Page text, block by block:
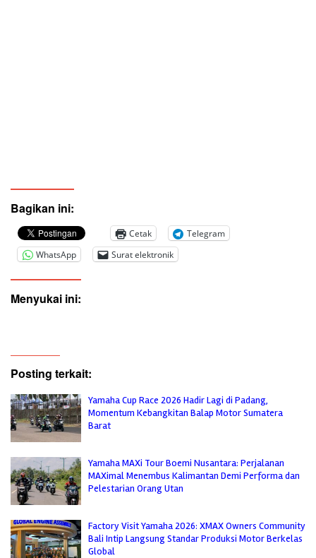
Bagikan ini:
Cetak
Telegram
WhatsApp
Surat elektronik
Menyukai ini:
Posting terkait:
Yamaha Cup Race 2026 Hadir Lagi di Padang,
Momentum Kebangkitan Balap Motor Sumatera
Barat
Yamaha MAXi Tour Boemi Nusantara: Perjalanan
MAXimal Menembus Kalimantan Demi Performa dan
Pelestarian Orang Utan
Factory Visit Yamaha 2026: XMAX Owners Community
Bali Intip Langsung Standar Produksi Motor Berkelas
Global